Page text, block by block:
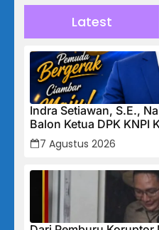
Latest
Indra Setiawan, S.E.,
Balon Ketua DPK KNPI
7 Agustus 2026